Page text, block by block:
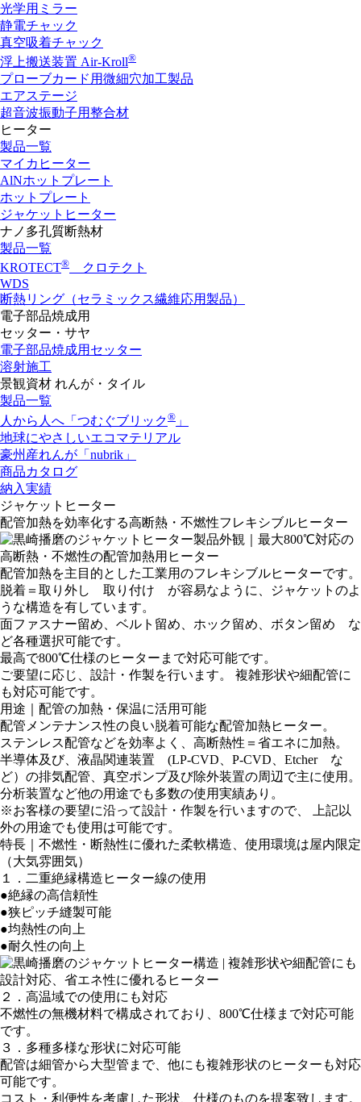
光学用ミラー
静電チャック
真空吸着チャック
浮上搬送装置 Air-Kroll®
プローブカード用微細穴加工製品
エアステージ
超音波振動子用整合材
ヒーター
製品一覧
マイカヒーター
AlNホットプレート
ホットプレート
ジャケットヒーター
ナノ多孔質断熱材
製品一覧
KROTECT® クロテクト
WDS
断熱リング（セラミックス繊維応用製品）
電子部品焼成用
セッター・サヤ
電子部品焼成用セッター
溶射施工
景観資材 れんが・タイル
製品一覧
人から人へ「つむぐブリック® 」
地球にやさしいエコマテリアル
豪州産れんが「nubrik」
商品カタログ
納入実績
ジャケットヒーター
配管加熱を効率化する高断熱・不燃性フレキシブルヒーター
配管加熱を主目的とした工業用のフレキシブルヒーターです。
脱着＝取り外し 取り付け が容易なように、ジャケットのよ
うな構造を有しています。
面ファスナー留め、ベルト留め、ホック留め、ボタン留め な
ど各種選択可能です。
最高で800℃仕様のヒーターまで対応可能です。
ご要望に応じ、設計・作製を行います。 複雑形状や細配管に
も対応可能です。
用途｜配管の加熱・保温に活用可能
配管メンテナンス性の良い脱着可能な配管加熱ヒーター。
ステンレス配管などを効率よく、高断熱性＝省エネに加熱。
半導体及び、液晶関連装置 (LP-CVD、P-CVD、Etcher な
ど）の排気配管、真空ポンプ及び除外装置の周辺で主に使用。
分析装置など他の用途でも多数の使用実績あり。
※お客様の要望に沿って設計・作製を行いますので、 上記以
外の用途でも使用は可能です。
特長｜不燃性・断熱性に優れた柔軟構造、使用環境は屋内限定
（大気雰囲気）
１．二重絶縁構造ヒーター線の使用
●絶縁の高信頼性
●狭ピッチ縫製可能
●均熱性の向上
●耐久性の向上
２．高温域での使用にも対応
不燃性の無機材料で構成されており、800℃仕様まで対応可能
です。
３．多種多様な形状に対応可能
配管は細管から大型管まで、他にも複雑形状のヒーターも対応
可能です。
コスト・利便性を考慮した形状、仕様のものを提案致します。